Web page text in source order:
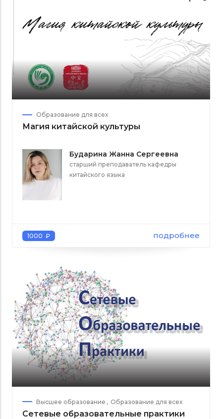
Образование для всех
Магия китайской культуры
Бударина Жанна Сергеевна
старший преподаватель кафедры
китайского языка
1000 ₽ подробнее
Высшее образование Образование для всех
Сетевые образовательные практики